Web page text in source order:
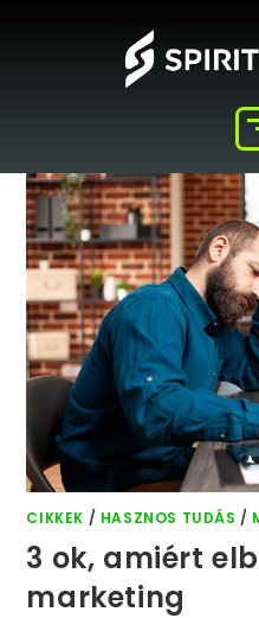
CIKKEK / HASZNOS TUDÁS /
3 ok, amiért
marketing